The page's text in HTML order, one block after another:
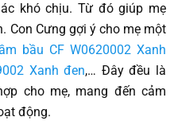
khó chịu. Từ đó giúp mẹ
Con Cưng gợi ý cho mẹ một
bầu CF W0620002 Xanh
Xanh đen,… Đây đều là
cho mẹ, mang đến cảm
động.